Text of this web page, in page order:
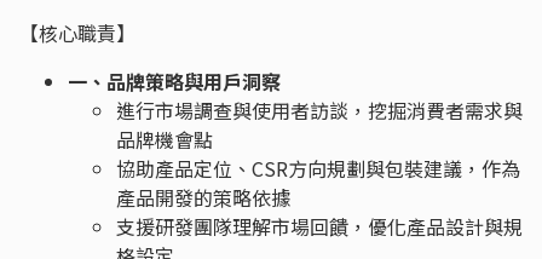
【核心職責】
一、品牌策略與用戶洞察
進行市場調查與使用者訪談，挖掘消費者需求與
品牌機會點
協助產品定位、CSR方向規劃與包裝建議，作為
產品開發的策略依據
支援研發團隊理解市場回饋，優化產品設計與規